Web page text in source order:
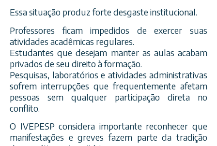
Essa situação produz forte desgaste institucional.
Professores ficam impedidos de exercer suas
atividades acadêmicas regulares.
Estudantes que desejam manter as aulas acabam
privados de seu direito à formação.
Pesquisas, laboratórios e atividades administrativas
sofrem interrupções que frequentemente afetam
pessoas sem qualquer participação direta no
conflito.
O IVEPESP considera importante reconhecer que
manifestações e greves fazem parte da tradição